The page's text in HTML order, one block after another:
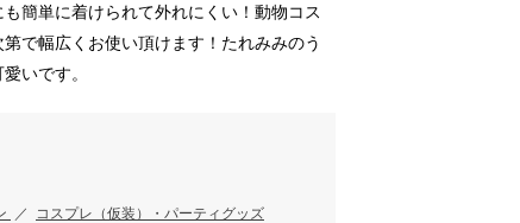
簡単に着けられて外れにくい！動物コス
で幅広くお使い頂けます！たれみみのう
いです。
／ コスプレ（仮装）・パーティグッズ